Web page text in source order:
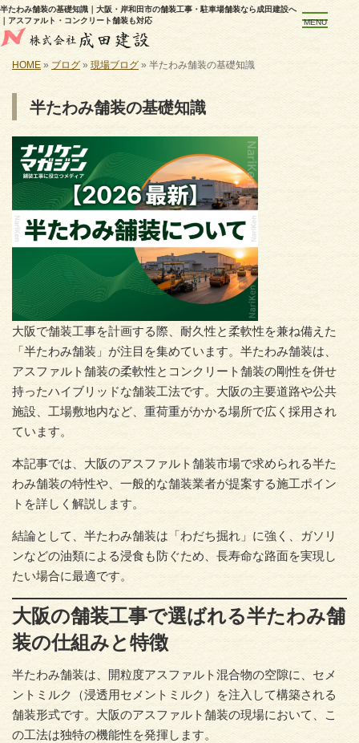
半たわみ舗装の基礎知識｜大阪・岸和田市の舗装工事・駐車場舗装なら成田建設へ
｜アスファルト・コンクリート舗装も対応
MENU
HOME » ブログ» 現場ブログ » 半たわみ舗装の基礎知識
半たわみ舗装の基礎知識
大阪で舗装工事を計画する際、耐久性と柔軟性を兼ね備えた
「半たわみ舗装」が注目を集めています。半たわみ舗装は、
アスファルト舗装の柔軟性とコンクリート舗装の剛性を併せ
持ったハイブリッドな舗装工法です。大阪の主要道路や公共
施設、工場敷地内など、重荷重がかかる場所で広く採用され
ています。
本記事では、大阪のアスファルト舗装市場で求められる半た
わみ舗装の特性や、一般的な舗装業者が提案する施工ポイン
トを詳しく解説します。
結論として、半たわみ舗装は「わだち掘れ」に強く、ガソリ
ンなどの油類による浸食も防ぐため、長寿命な路面を実現し
たい場合に最適です。
大阪の舗装工事で選ばれる半たわみ舗
装の仕組みと特徴
半たわみ舗装は、開粒度アスファルト混合物の空隙に、セメ
ントミルク（浸透用セメントミルク）を注入して構築される
舗装形式です。大阪のアスファルト舗装の現場において、こ
の工法は独特の機能性を発揮します。